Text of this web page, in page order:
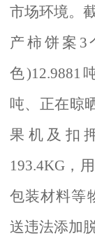
市场环境。
产柿饼案3
色)12.9881
吨、正在晾
果机及扣
193.4KG，
包装材料等
送违法添加